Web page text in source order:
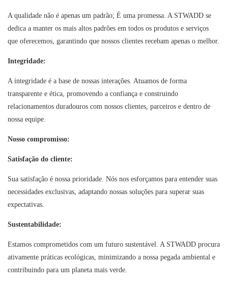
A qualidade não é apenas um padrão; É uma promessa. A STWADD se
dedica a manter os mais altos padrões em todos os produtos e serviços
que oferecemos, garantindo que nossos clientes recebam apenas o melhor.
Integridade:
A integridade é a base de nossas interações. Atuamos de forma
transparente e ética, promovendo a confiança e construindo
relacionamentos duradouros com nossos clientes, parceiros e dentro de
nossa equipe.
Nosso compromisso:
Satisfação do cliente:
Sua satisfação é nossa prioridade. Nós nos esforçamos para entender suas
necessidades exclusivas, adaptando nossas soluções para superar suas
expectativas.
Sustentabilidade:
Estamos comprometidos com um futuro sustentável. A STWADD procura
ativamente práticas ecológicas, minimizando a nossa pegada ambiental e
contribuindo para um planeta mais verde.